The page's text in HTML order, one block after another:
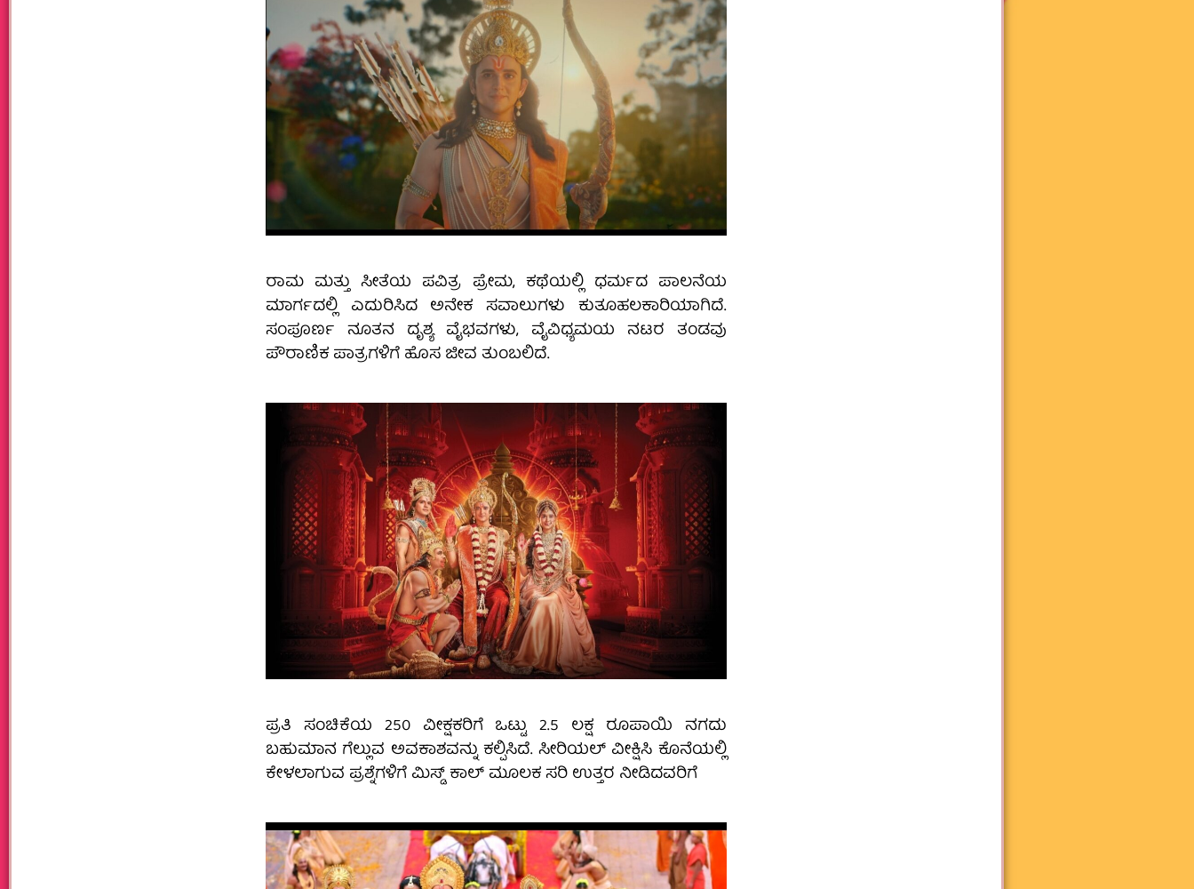
ರಾಮ ಮತ್ತು ಸೀತೆಯ ಪವಿತ್ರ ಪ್ರೇಮ, ಕಥೆಯಲ್ಲಿ ಧರ್ಮದ ಪಾಲನೆಯ
ಮಾರ್ಗದಲ್ಲಿ ಎದುರಿಸಿದ ಅನೇಕ ಸವಾಲುಗಳು ಕುತೂಹಲಕಾರಿಯಾಗಿದೆ.
ಸಂಪೂರ್ಣ ನೂತನ ದೃಶ್ಯ ವೈಭವಗಳು, ವೈವಿಧ್ಯಮಯ ನಟರ ತಂಡವು
ಪೌರಾಣಿಕ ಪಾತ್ರಗಳಿಗೆ ಹೊಸ ಜೀವ ತುಂಬಲಿದೆ.
ಪ್ರತಿ ಸಂಚಿಕೆಯ 250 ವೀಕ್ಷಕರಿಗೆ ಒಟ್ಟು 2.5 ಲಕ್ಷ ರೂಪಾಯಿ ನಗದು
ಬಹುಮಾನ ಗೆಲ್ಲುವ ಅವಕಾಶವನ್ನು ಕಲ್ಪಿಸಿದೆ. ಸೀರಿಯಲ್ ವೀಕ್ಷಿಸಿ ಕೊನೆಯಲ್ಲಿ
ಕೇಳಲಾಗುವ ಪ್ರಶ್ನೆಗಳಿಗೆ ಮಿಸ್ಡ್ ಕಾಲ್ ಮೂಲಕ ಸರಿ ಉತ್ತರ ನೀಡಿದವರಿಗೆ